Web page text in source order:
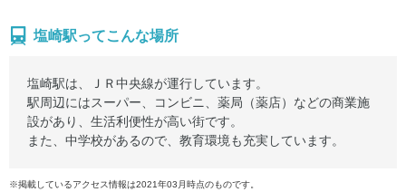
塩崎駅ってこんな場所
塩崎駅は、ＪＲ中央線が運行しています。
駅周辺にはスーパー、コンビニ、薬局（薬店）などの商業施
設があり、生活利便性が高い街です。
また、中学校があるので、教育環境も充実しています。
※掲載しているアクセス情報は2021年03月時点のものです。